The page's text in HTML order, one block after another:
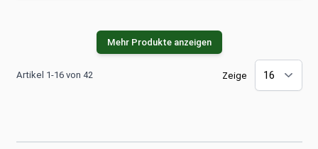
Artikel 1-16 von 42
Mehr Produkte anzeigen
Zeige